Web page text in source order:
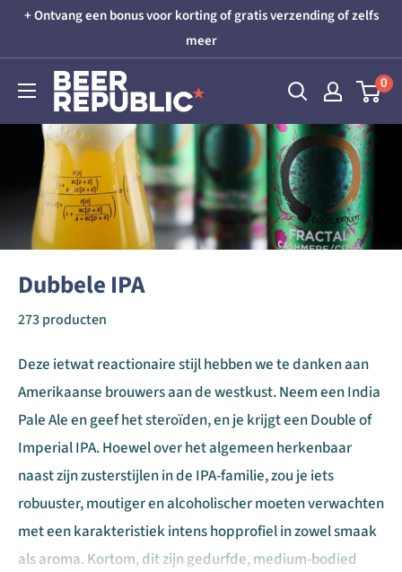
Skip+ Ontvang een bonus voor korting of gratis verzending of zelfs
meer
Beer
Republic
0
Dubbele IPA
273 producten
Deze ietwat reactionaire stijl hebben we te danken aan
Amerikaanse brouwers aan de westkust. Neem een ​​India
Pale Ale en geef het steroïden, en je krijgt een Double of
Imperial IPA. Hoewel over het algemeen herkenbaar
naast zijn zusterstijlen in de IPA-familie, zou je iets
robuuster, moutiger en alcoholischer moeten verwachten
met een karakteristiek intens hopprofiel in zowel smaak
als aroma. Kortom, dit zijn gedurfde, medium-bodied